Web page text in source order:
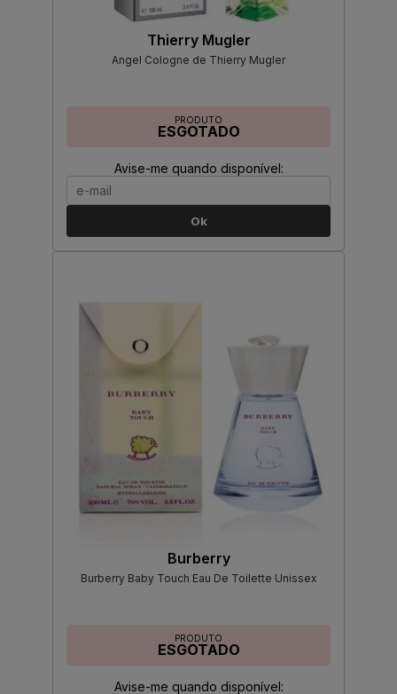
Thierry Mugler
Angel Cologne de Thierry Mugler
PRODUTO
ESGOTADO
Avise-me quando disponível:
Ok
Burberry
Burberry Baby Touch Eau De Toilette Unissex
PRODUTO
ESGOTADO
Avise-me quando disponível: